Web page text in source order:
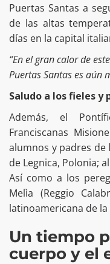
Puertas Santas a
de las altas
días en la capital
“En el gran calor de
Puertas Santas es aún
Saludo a los fieles y
Además, el
Franciscanas
alumnos y padres de
de Legnica, Polonia;
Así como a los
Melìa (Reggio
latinoamericana de
Un tiempo
cuerpo y el